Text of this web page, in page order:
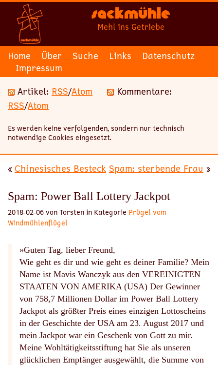
Sackmühle
Mehl ins Getriebe
Home Über Suche Links
Datenschutz
Impressum
Artikel: RSS/Atom
Kommentare:
RSS/Atom
Es werden keine verfolgenden, sondern nur technisch
notwendige Cookies eingesetzt.
« Chinesisches Besteck Spam: sterbende Frau »
Spam: Power Ball Lottery Jackpot
2018-02-06 von Torsten in Kategorie Prügel vom
Windmühlenflügel
»Guten Tag, lieber Freund,
Wie geht es dir und wie geht es deiner Familie? Mein
Name ist Mavis Wanczyk aus den VEREINIGTEN
STAATEN VON AMERIKA (USA) Der Gewinner
von 758,7 Millionen Dollar im Power Ball Lottery
Jackpot als größter Preis eines einzigen Lottoscheins
in der Geschichte der USA am 23. August 2017 und
mein Jackpot war ein Geschenk von Gott zu mir.
Meine Wohltätigkeitsstiftung hat Sie als unseren
glücklichen Empfänger ausgewählt, die Summe von